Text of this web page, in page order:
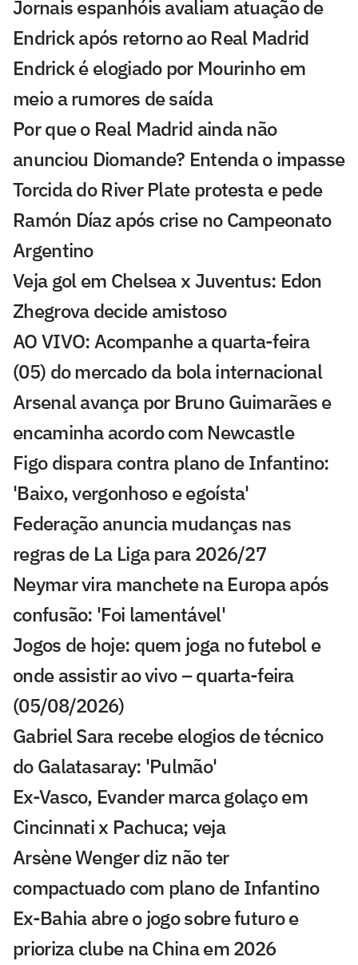
Jornais espanhóis avaliam atuação de
Endrick após retorno ao Real Madrid
Endrick é elogiado por Mourinho em
meio a rumores de saída
Por que o Real Madrid ainda não
anunciou Diomande? Entenda o impasse
Torcida do River Plate protesta e pede
Ramón Díaz após crise no Campeonato
Argentino
Veja gol em Chelsea x Juventus: Edon
Zhegrova decide amistoso
AO VIVO: Acompanhe a quarta-feira
(05) do mercado da bola internacional
Arsenal avança por Bruno Guimarães e
encaminha acordo com Newcastle
Figo dispara contra plano de Infantino:
'Baixo, vergonhoso e egoísta'
Federação anuncia mudanças nas
regras de La Liga para 2026/27
Neymar vira manchete na Europa após
confusão: 'Foi lamentável'
Jogos de hoje: quem joga no futebol e
onde assistir ao vivo – quarta-feira
(05/08/2026)
Gabriel Sara recebe elogios de técnico
do Galatasaray: 'Pulmão'
Ex-Vasco, Evander marca golaço em
Cincinnati x Pachuca; veja
Arsène Wenger diz não ter
compactuado com plano de Infantino
Ex-Bahia abre o jogo sobre futuro e
prioriza clube na China em 2026